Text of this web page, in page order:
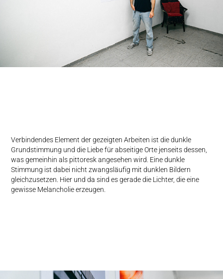
Verbindendes Element der gezeigten Arbeiten ist die dunkle
Grundstimmung und die Liebe für abseitige Orte jenseits dessen,
was gemeinhin als pittoresk angesehen wird. Eine dunkle
Stimmung ist dabei nicht zwangsläufig mit dunklen Bildern
gleichzusetzen. Hier und da sind es gerade die Lichter, die eine
gewisse Melancholie erzeugen.